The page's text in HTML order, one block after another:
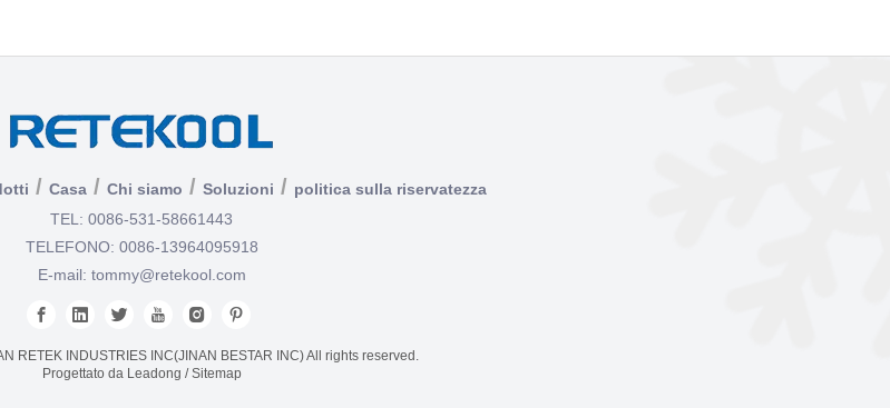
/ Casa / Chi siamo / Soluzioni / politica sulla riservatezza
TEL: 0086-531-58661443
TELEFONO: 0086-13964095918
E-mail: tommy@retekool.com
RETEK INDUSTRIES INC(JINAN BESTAR INC) All rights reserved.
Progettato da Leadong /Sitemap